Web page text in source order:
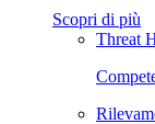
Scopri di più
Threat